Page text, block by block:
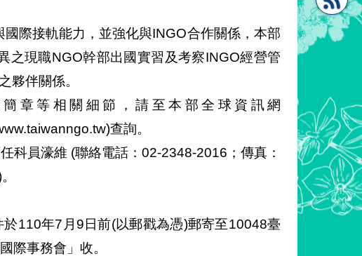
結]" [連
際接軌能力，並強化與INGO合作關係，本部
之現職NGO幹部出國實習及考察INGO經營管
夥伴關係。
章等相關細節，請至本部全球資訊網
查詢。
科員濠維 (聯絡電話：02-2348-2016；傳真：
110年7月9日前(以郵戳為憑)郵寄至10048臺
際事務會」收。